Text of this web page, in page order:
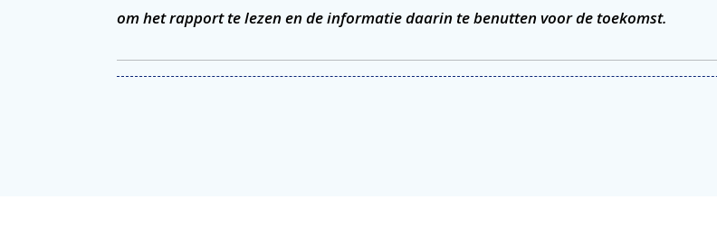
om het rapport te lezen en de informatie daarin te benutten voor de toekomst.